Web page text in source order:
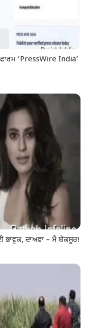
‘PressWire India’
ਭਾਵੁਕ, ਦਾਅਵਾ – ਮੈਂ ਬੇਕਸੂਰ!